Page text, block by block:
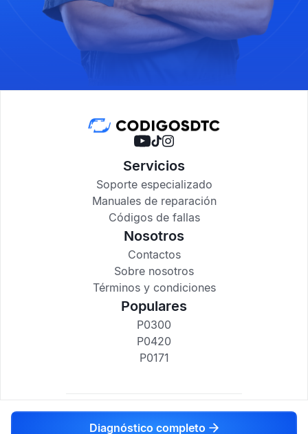
Diagnóstico completo
Servicios
Soporte especializado
Manuales de reparación
Códigos de fallas
Nosotros
Contactos
Sobre nosotros
Términos y condiciones
Populares
P0300
P0420
P0171
codigosdtc.com © 2017-2025